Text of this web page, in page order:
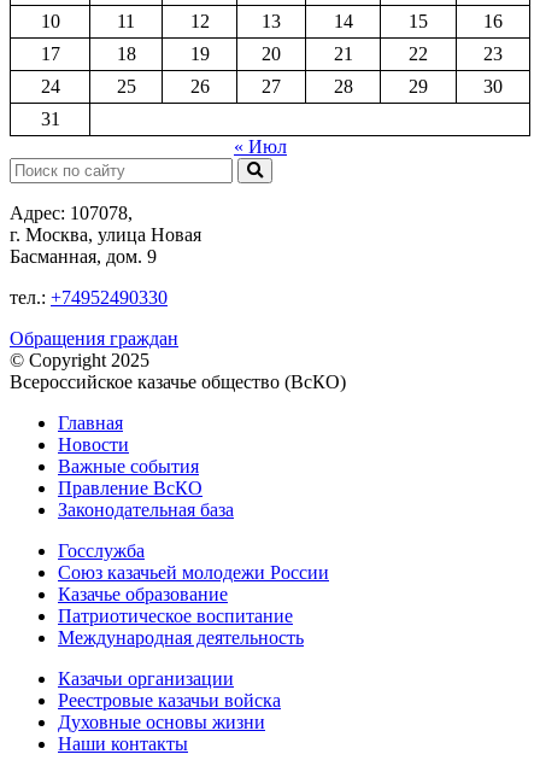
10
11 12 13 14 15
16
17
18 19 20 21 22
23
24
25 26 27 28 29
30
31
« Июл
Поиск:
Адрес: 107078,
г. Москва, улица Новая
Басманная, дом. 9
тел.: +74952490330
Обращения граждан
© Copyright 2025
Всероссийское казачье общество (ВсКО)
Главная
Новости
Важные события
Правление ВсКО
Законодательная база
Госслужба
Союз казачьей молодежи России
Казачье образование
Патриотическое воспитание
Международная деятельность
Казачьи организации
Реестровые казачьи войска
Духовные основы жизни
Наши контакты